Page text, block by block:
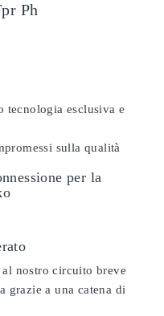
Ph
tecnologia esclusiva e
sulla qualità
per la
nostro circuito breve
grazie a una catena di